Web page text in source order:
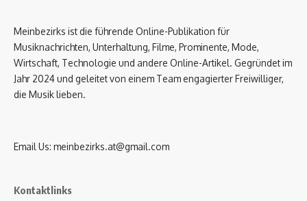
Meinbezirks ist die führende Online-Publikation für
Musiknachrichten, Unterhaltung, Filme, Prominente, Mode,
Wirtschaft, Technologie und andere Online-Artikel. Gegründet im
Jahr 2024 und geleitet von einem Team engagierter Freiwilliger,
die Musik lieben.
Email Us: meinbezirks.at@gmail.com
Kontaktlinks